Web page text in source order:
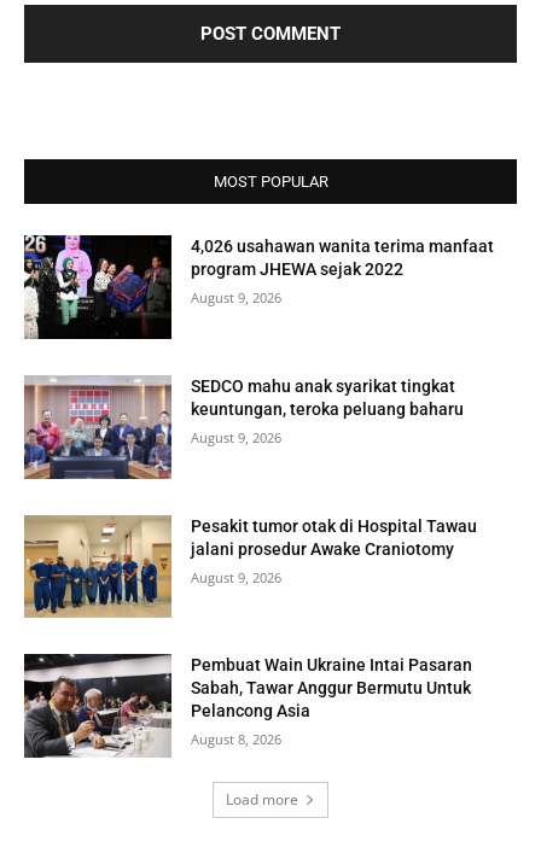
MOST POPULAR
4,026 usahawan wanita terima manfaat
program JHEWA sejak 2022
August 9, 2026
SEDCO mahu anak syarikat tingkat
keuntungan, teroka peluang baharu
August 9, 2026
Pesakit tumor otak di Hospital Tawau
jalani prosedur Awake Craniotomy
August 9, 2026
Pembuat Wain Ukraine Intai Pasaran
Sabah, Tawar Anggur Bermutu Untuk
Pelancong Asia
August 8, 2026
Load more